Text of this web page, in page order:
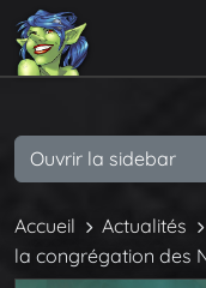
Accueil Actualités
la congrégation des
Ouvrir la sidebar